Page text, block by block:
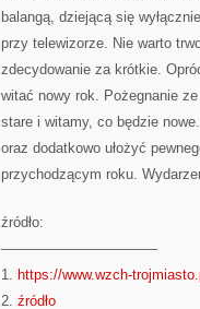
balangą, dziejącą się
przy telewizorze. Nie warto
zdecydowanie za krótkie.
witać nowy rok. Pożegnanie
stare i witamy, co będzie
oraz dodatkowo ułożyć
przychodzącym roku.
źródło:
———————————
1. https://www.wzch-
2. źródło